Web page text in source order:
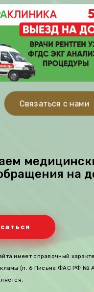
Связаться с нами
на
имеет справочный
(п. 6 Письма ФАС РФ №